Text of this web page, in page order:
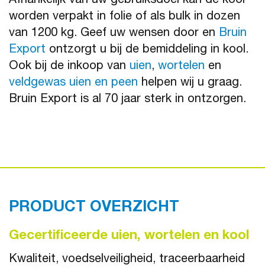
worden verpakt in folie of als bulk in dozen
van 1200 kg. Geef uw wensen door en Bruin
Export ontzorgt u bij de bemiddeling in kool.
Ook bij de inkoop van uien, wortelen en
veldgewas uien en peen helpen wij u graag.
Bruin Export is al 70 jaar sterk in ontzorgen.
PRODUCT OVERZICHT
Gecertificeerde uien, wortelen en kool
Kwaliteit, voedselveiligheid, traceerbaarheid